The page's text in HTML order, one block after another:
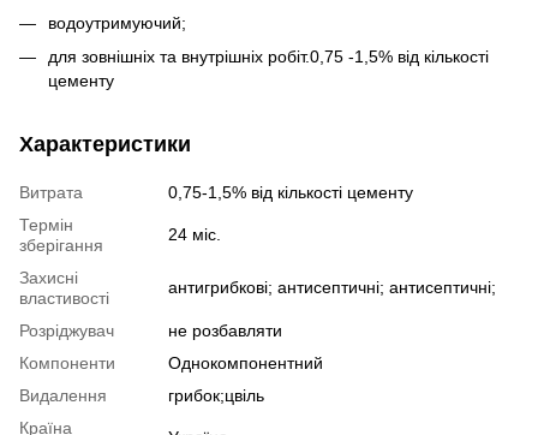
водоутримуючий;
для зовнішніх та внутрішніх робіт.0,75 -1,5% від кількості
цементу
Характеристики
Витрата
0,75-1,5% від кількості цементу
Термін
зберігання
24 міс.
Захисні
властивості
антигрибкові; антисептичні; антисептичні;
Розріджувач
не розбавляти
Компоненти
Однокомпонентний
Видалення
грибок;цвіль
Країна